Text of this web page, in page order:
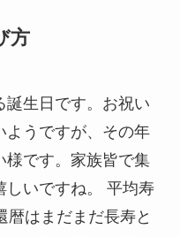
方
誕生日です。お祝い
ようですが、その年
様です。家族皆で集
しいですね。 平均寿
暦はまだまだ長寿と